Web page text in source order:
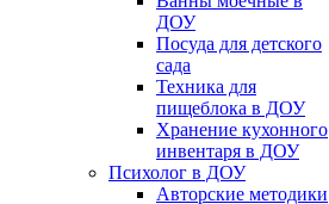
ДОУ
Посуда для детского
сада
Техника для
пищеблока в ДОУ
Хранение кухонного
инвентаря в ДОУ
Психолог в ДОУ
Авторские методики